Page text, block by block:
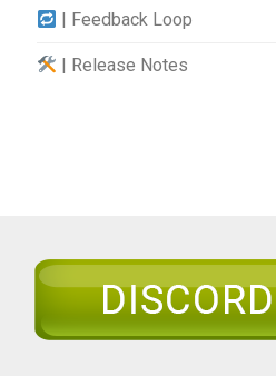
| Feedback Loop
| Release Notes